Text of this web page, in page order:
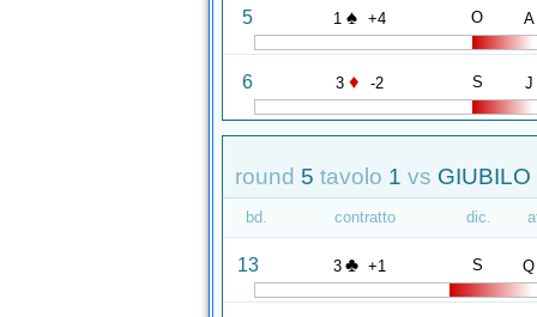
5 1 ♠ +4 O A
6 3 ♦ -2 S J
round 5 tavolo 1 vs
bd. contratto dic.
13 3 ♣ +1 S Q